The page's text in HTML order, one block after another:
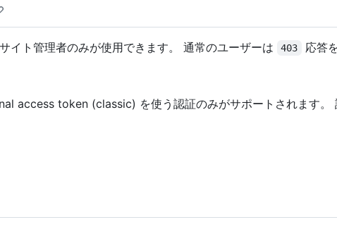
サイト管理者のみが使用できます。 通常のユーザーは 403 応答
access token (classic) を使う認証のみがサポートされます。